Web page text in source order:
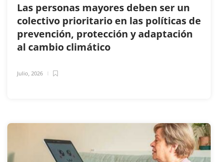
Las personas mayores deben ser un
colectivo prioritario en las políticas de
prevención, protección y adaptación
al cambio climático
Julio, 2026